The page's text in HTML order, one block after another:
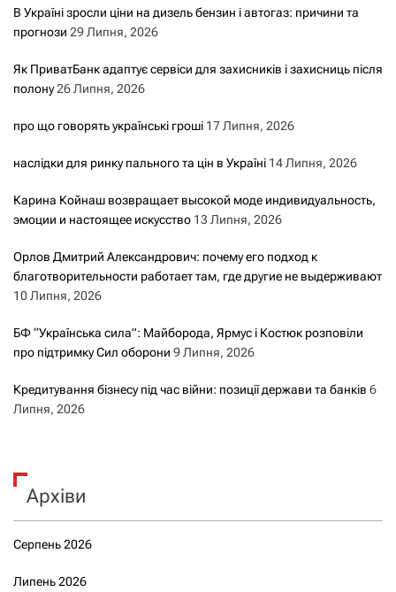
В Україні зросли ціни на дизель бензин і автогаз: причини та
прогнози 29 Липня, 2026
Як ПриватБанк адаптує сервіси для захисників і захисниць після
полону26 Липня, 2026
про що говорять українські гроші 17 Липня, 2026
наслідки для ринку пального та цін в Україні 14 Липня, 2026
Карина Койнаш возвращает высокой моде индивидуальность,
эмоции и настоящее искусство 13 Липня, 2026
Орлов Дмитрий Александрович: почему его подход к
благотворительности работает там, где другие не выдерживают
10 Липня, 2026
БФ “Українська сила”: Майборода, Ярмус і Костюк розповіли
про підтримку Сил оборони 9 Липня, 2026
Кредитування бізнесу під час війни: позиції держави та банків 6
Липня, 2026
Архіви
Серпень 2026
Липень 2026